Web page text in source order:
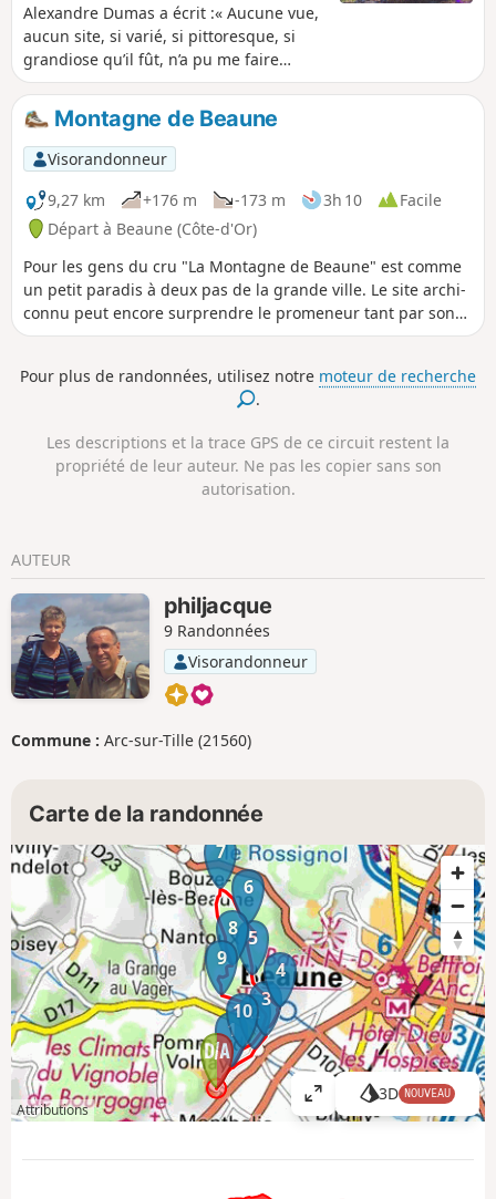
Alexandre Dumas a écrit :« Aucune vue,
aucun site, si varié, si pittoresque, si
grandiose qu’il fût, n’a pu me faire
oublier mon petit vallon de Bourgogne
». A l'Ouest de Beaune, vallons et
collines se succèdent pour accueillir le
vignoble des Hautes Côtes de Beaune.
Sur un sol calcaire, je vous propose de
découvrir, à travers des vignes, ces
beaux paysages.
Montagne de Beaune
Visorandonneur
9,27 km
+176 m -173 m 3h 10
Facile
Départ à Beaune (Côte-d'Or)
Pour les gens du cru "La Montagne de Beaune" est comme
un petit paradis à deux pas de la grande ville. Le site archi-
connu peut encore surprendre le promeneur tant par son
décor que par ses nombreux sentiers parfaitement
Pour plus de randonnées, utilisez notre moteur de recherche
.
Les descriptions et la trace GPS de ce circuit restent la
propriété de leur auteur. Ne pas les copier sans son
autorisation.
AUTEUR
philjacque
9 Randonnées
Visorandonneur
Commune : Arc-sur-Tille (21560)
Carte de la randonnée
1
2
3
4
5
6
7
8
9
10
Attributions
A
ff
3D NOUVEAU